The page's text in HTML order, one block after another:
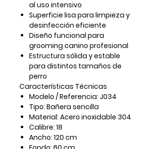
al uso intensivo
Superficie lisa para limpieza y
desinfección eficiente
Diseño funcional para
grooming canino profesional
Estructura sólida y estable
para distintos tamaños de
perro
Características Técnicas
Modelo / Referencia: J034
Tipo: Bañera sencilla
Material: Acero inoxidable 304
Calibre: 18
Ancho: 120 cm